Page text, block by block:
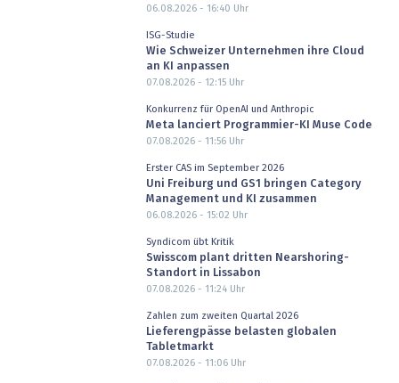
06.08.2026 - 16:40 Uhr
ISG-Studie
Wie Schweizer Unternehmen ihre Cloud
an KI anpassen
07.08.2026 - 12:15Uhr
Konkurrenz für OpenAI und Anthropic
Meta lanciert Programmier-KI Muse Code
07.08.2026 - 11:56Uhr
Erster CAS im September 2026
Uni Freiburg und GS1 bringen Category
Management und KI zusammen
06.08.2026 - 15:02 Uhr
Syndicom übt Kritik
Swisscom plant dritten Nearshoring-
Standort in Lissabon
07.08.2026 - 11:24Uhr
Zahlen zum zweiten Quartal 2026
Lieferengpässe belasten globalen
Tabletmarkt
07.08.2026 - 11:06Uhr